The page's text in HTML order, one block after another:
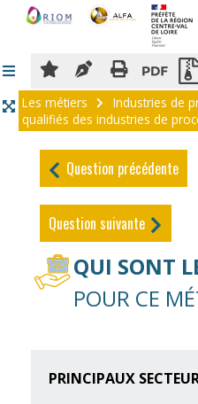
Les métiers Industries de
qualifiés des industries de
Question précédente
Question suivante
QUI SONT
POUR CE
PRINCIPAUX
Panneau de gestion des